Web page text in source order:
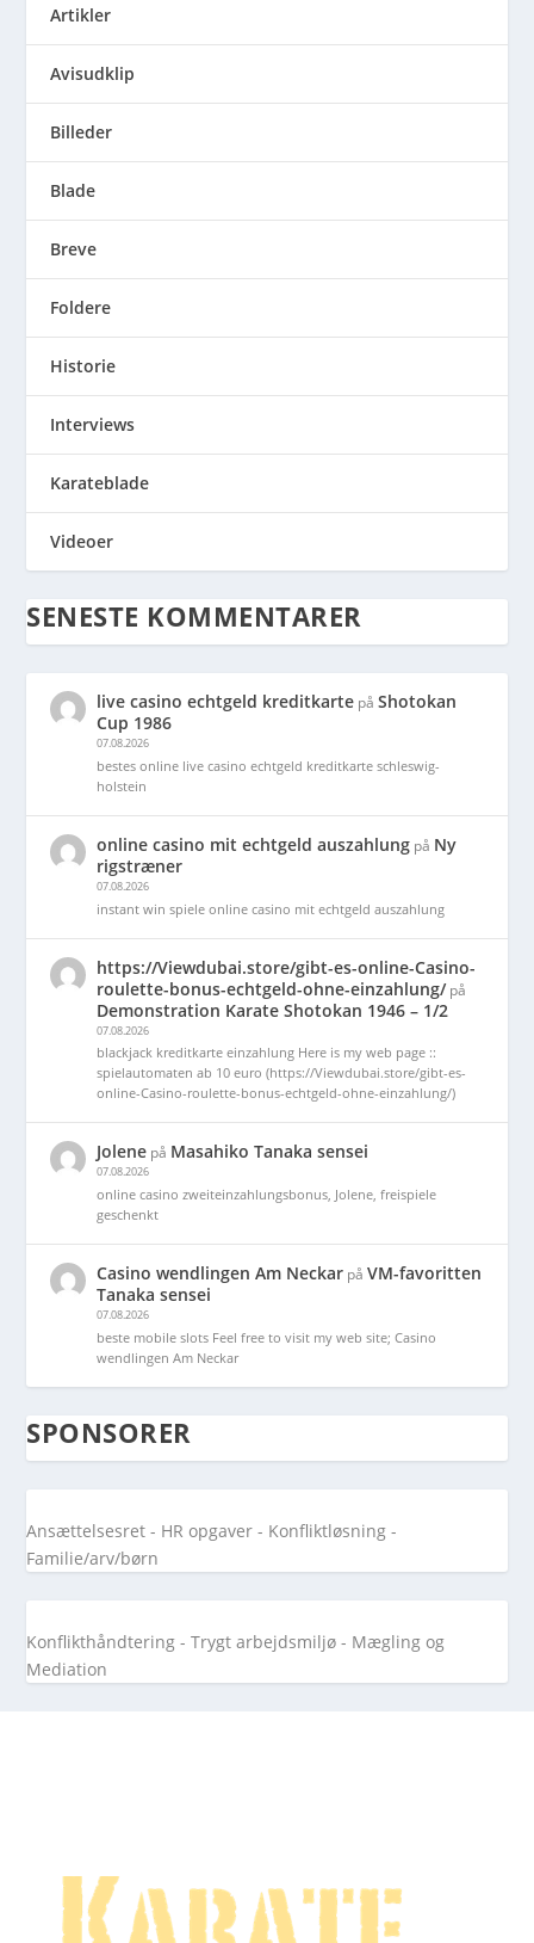
Artikler
Avisudklip
Billeder
Blade
Breve
Foldere
Historie
Interviews
Karateblade
Videoer
SENESTE KOMMENTARER
live casino echtgeld kreditkarte påShotokan
Cup 1986
07.08.2026
bestes online live casino echtgeld kreditkarte schleswig-
holstein
online casino mit echtgeld auszahlung på Ny
rigstræner
07.08.2026
instant win spiele online casino mit echtgeld auszahlung
https://Viewdubai.store/gibt-es-online-Casino-
roulette-bonus-echtgeld-ohne-einzahlung/på
Demonstration Karate Shotokan 1946 – 1/2
07.08.2026
blackjack kreditkarte einzahlung Here is my web page ::
spielautomaten ab 10 euro (https://Viewdubai.store/gibt-es-
online-Casino-roulette-bonus-echtgeld-ohne-einzahlung/)
Jolene på Masahiko Tanaka sensei
07.08.2026
online casino zweiteinzahlungsbonus, Jolene, freispiele
geschenkt
Casino wendlingen Am Neckar påVM-favoritten
Tanaka sensei
07.08.2026
beste mobile slots Feel free to visit my web site; Casino
wendlingen Am Neckar
SPONSORER
Ansættelsesret - HR opgaver - Konfliktløsning -
Familie/arv/børn
Konflikthåndtering - Trygt arbejdsmiljø - Mægling og
Mediation